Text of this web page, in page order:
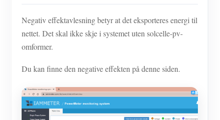
Negativ effektavlesning betyr at det eksporteres energi til
nettet. Det skal ikke skje i systemet uten solcelle-pv-
omformer.
Du kan finne den negative effekten på denne siden.